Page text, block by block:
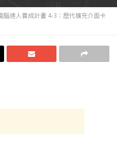
腦達人養成計畫 4-3：歷代擴充介面卡